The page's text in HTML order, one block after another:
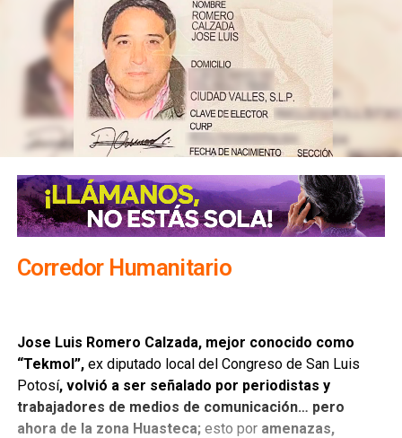
Corredor Humanitario
Jose Luis Romero Calzada, mejor conocido como
“Tekmol”,ex diputado local del Congreso de San Luis
Potosí, volvió a ser señalado por periodistas y
trabajadores de medios de comunicación… pero
ahora de la zona Huasteca;esto por amenazas,